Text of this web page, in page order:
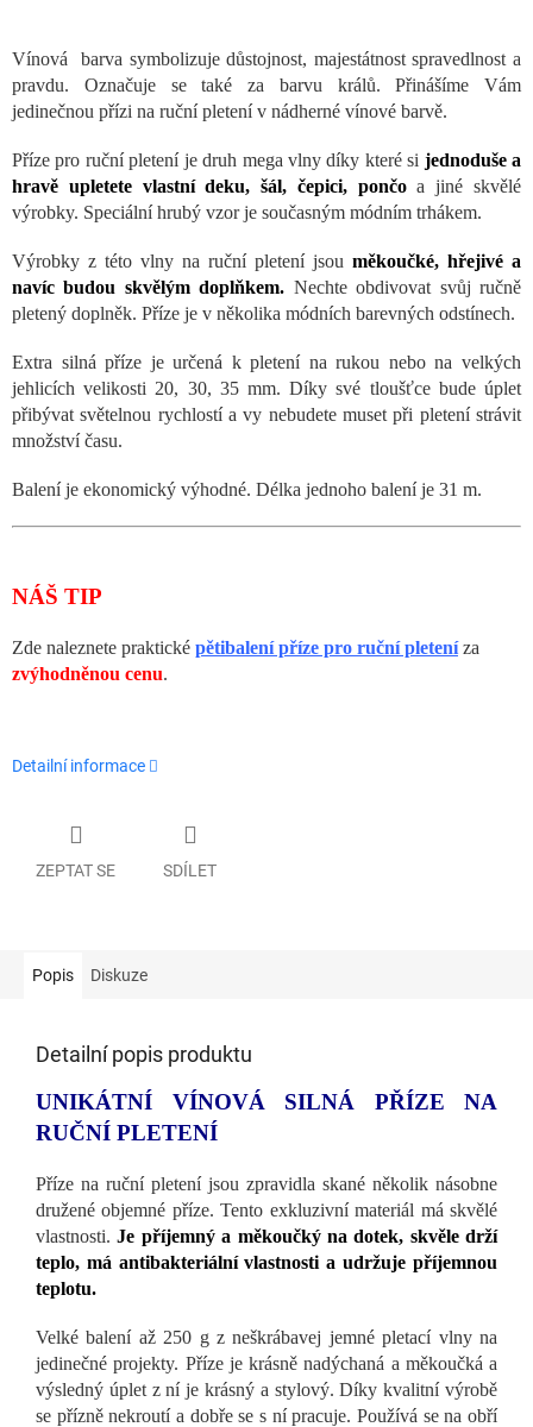
Vínová barva symbolizuje důstojnost, majestátnost spravedlnost a
pravdu. Označuje se také za barvu králů. Přinášíme Vám
jedinečnou přízi na ruční pletení v nádherné vínové barvě.
Příze pro ruční pletení je druh mega vlny díky které si jednoduše a
hravě upletete vlastní deku, šál, čepici, pončoa jiné skvělé
výrobky. Speciální hrubý vzor je současným módním trhákem.
Výrobky z této vlny na ruční pletení jsou měkoučké, hřejivé a
navíc budou skvělým doplňkem. Nechte obdivovat svůj ručně
pletený doplněk. Příze je v několika módních barevných odstínech.
Extra silná příze je určená k pletení na rukou nebo na velkých
jehlicích velikosti 20, 30, 35 mm. Díky své tloušťce bude úplet
přibývat světelnou rychlostí a vy nebudete muset při pletení strávit
množství času.
Balení je ekonomický výhodné. Délka jednoho balení je 31 m.
NÁŠ TIP
Zde naleznete praktické pětibalení příze pro ruční pleteníza
zvýhodněnou cenu.
Detailní informace
ZEPTAT SE SDÍLET
Popis Diskuze
Detailní popis produktu
UNIKÁTNÍ VÍNOVÁ SILNÁ PŘÍZE NA
RUČNÍ PLETENÍ
Příze na ruční pletení jsou zpravidla skané několik násobne
družené objemné příze. Tento exkluzivní materiál má skvělé
vlastnosti.Je příjemný a měkoučký na dotek, skvěle drží
teplo, má antibakteriální vlastnosti a udržuje příjemnou
teplotu.
Velké balení až 250 g z neškrábavej jemné pletací vlny na
jedinečné projekty. Příze je krásně nadýchaná a měkoučká a
výsledný úplet z ní je krásný a stylový. Díky kvalitní výrobě
se přízně nekroutí a dobře se s ní pracuje. Používá se na obří